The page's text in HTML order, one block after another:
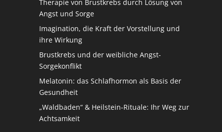
Therapie von Brustkrebs durch Lösung von
Angst und Sorge
Imagination, die Kraft der Vorstellung und
ihre Wirkung
Brustkrebs und der weibliche Angst-
Sorgekonflikt
Melatonin: das Schlafhormon als Basis der
Gesundheit
„Waldbaden“ & Heilstein-Rituale: Ihr Weg zur
Achtsamkeit